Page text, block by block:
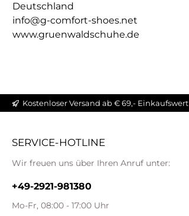
Deutschland
info@g-comfort-shoes.net
www.gruenwaldschuhe.de
Kostenloser Versand ab € 69,- Einkaufswert
SERVICE-HOTLINE
Wir freuen uns über Ihren Anruf unter:
+49-2921-981380
Mo-Fr, 08:00 - 17:00 Uhr